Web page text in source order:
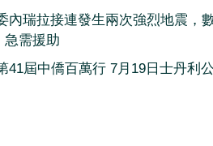
內瑞拉接連發生兩次強烈地震，
急需援助
41屆中僑百萬行 7月19日士丹利